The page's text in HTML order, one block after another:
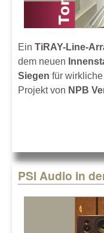
Ein TiRAY-Line-
dem neuen
Siegen für wirkliche
Projekt von NPB
PSI Audio in